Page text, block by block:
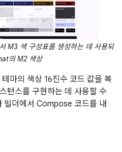
M3 색 구성표를 생성하는 데 사용되
의 M2 색상
마의 색상 16진수 코드 값을 복
턴스를 구현하는 데 사용할 수
빌더에서 Compose 코드를 내